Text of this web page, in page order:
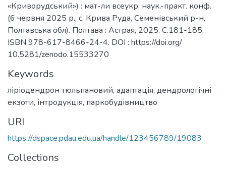
«Криворудський») : мат-ли всеукр. наук.-практ. конф.
(6 червня 2025 р., с. Крива Руда, Семенівський р-н,
Полтавська обл). Полтава : Астрая, 2025. С.181-185.
ISBN 978-617-8466-24-4. DOI : https://doi.org/
10.5281/zenodo.15533270
Keywords
ліріодендрон тюльпановий, адаптація, дендрологічні
екзоти, інтродукція, паркобудівництво
URI
https://dspace.pdau.edu.ua/handle/123456789/19083
Collections